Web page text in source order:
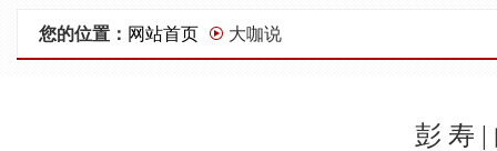
您的位置： 网站首页 大咖说
彭 寿 |